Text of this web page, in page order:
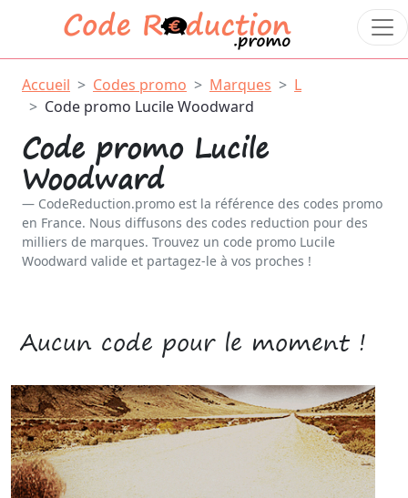
Accueil Codes promo Marques
L
Code promo Lucile Woodward
Code promo Lucile
Woodward
CodeReduction.promo est la référence des codes promo
en France. Nous diffusons des codes reduction pour des
milliers de marques. Trouvez un code promo Lucile
Woodward valide et partagez-le à vos proches !
Aucun code pour le moment !